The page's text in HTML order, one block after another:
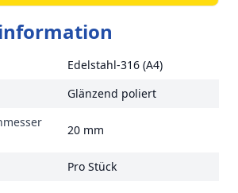
Edelstahl-316 (A4)
Glänzend poliert
20 mm
Pro Stück